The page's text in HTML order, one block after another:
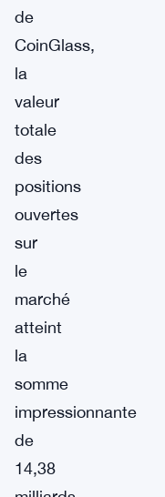
de
CoinGlass,
la
valeur
totale
des
positions
ouvertes
sur
le
marché
atteint
la
somme
impressionnante
de
14,38